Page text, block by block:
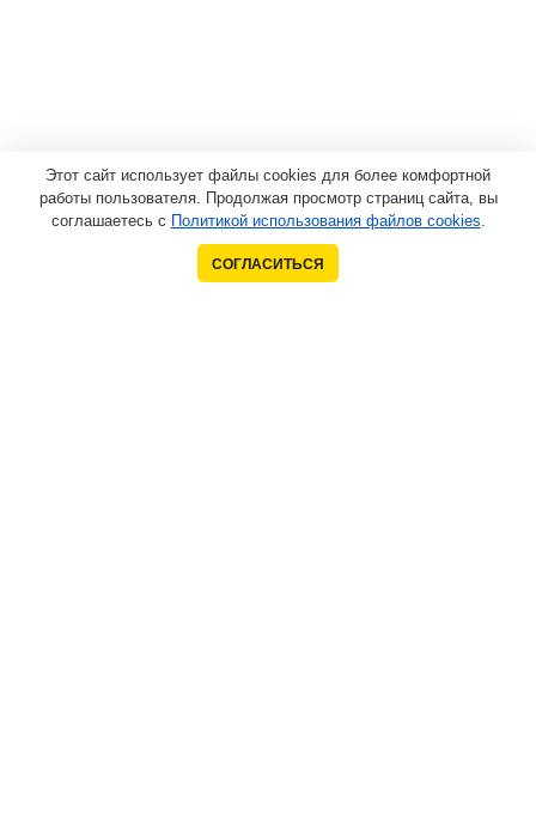
Этот сайт использует файлы cookies для более комфортной
работы пользователя. Продолжая просмотр страниц сайта, вы
соглашаетесь с Политикой использования файлов cookies.
СОГЛАСИТЬСЯ